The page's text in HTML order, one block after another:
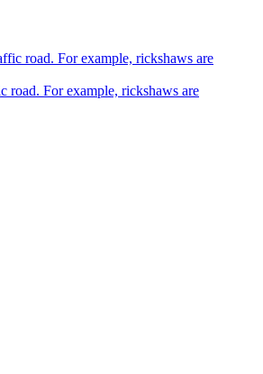
road. For example, rickshaws are